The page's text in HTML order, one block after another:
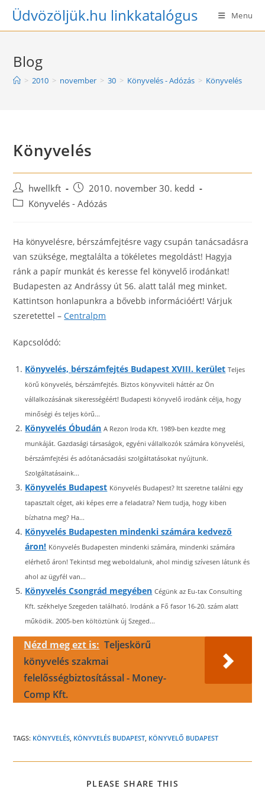
SkipÜdvözöljük.hu linkkatalógus Menu
Blog
> 2010 > november > 30 > Könyvelés - Adózás > Könyvelés
Könyvelés
Post
author:
hwellkft
Post
published:
2010. november 30. kedd
PostKönyvelés - Adózás
Ha könyvelésre, bérszámfejtésre vagy csupán tanácsadásra
van szüksége, megtalálta a tökéletes megoldást! Hagyja
ránk a papír munkát és keresse fel könyvelő irodánkat!
Budapesten az Andrássy út 56. alatt talál meg minket.
Kattintson honlapunkra a bővebb információért! Várjuk
szeretettel –Centralpm
Kapcsolódó:
Könyvelés, bérszámfejtés Budapest XVIII. kerület Teljes
körű könyvelés, bérszámfejtés. Biztos könyvviteli háttér az Ön
vállalkozásának sikerességéért! Budapesti könyvelő irodánk célja, hogy
minőségi és teljes körű...
Könyvelés Óbudán A Rezon Iroda Kft. 1989-ben kezdte meg
munkáját. Gazdasági társaságok, egyéni vállalkozók számára könyvelési,
bérszámfejtési és adótanácsadási szolgáltatásokat nyújtunk.
Szolgáltatásaink...
Könyvelés Budapest Könyvelés Budapest? Itt szeretne találni egy
tapasztalt céget, aki képes erre a feladatra? Nem tudja, hogy kiben
bízhatna meg? Ha...
Könyvelés Budapesten mindenki számára kedvező
áron! Könyvelés Budapesten mindenki számára, mindenki számára
elérhető áron! Tekintsd meg weboldalunk, ahol mindig szívesen látunk és
ahol az ügyfél van...
Könyvelés Csongrád megyében Cégünk az Eu-tax Consulting
Kft. székhelye Szegeden található. Irodánk a Fő fasor 16-20. szám alatt
működik. 2005-ben költöztünk új Szeged...
Nézd meg ezt is: Teljeskörű
könyvelés szakmai
felelősségbiztosítással - Money-
Comp Kft.
TAGS: KÖNYVELÉS, KÖNYVELÉS BUDAPEST, KÖNYVELŐ BUDAPEST
PLEASE SHARE THIS